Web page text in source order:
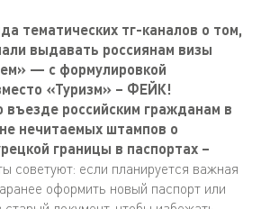
тематических тг-каналов о том,
выдавать россиянам визы
— с формулировкой
«Туризм» – ФЕЙК!
въезде российским гражданам в
нечитаемых штампов о
границы в паспортах –
советуют: если планируется важная
оформить новый паспорт или